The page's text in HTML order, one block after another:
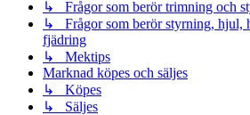
↳ Frågor som berör trimning och
↳ Frågor som berör styrning, hjul,
fjädring
↳ Mektips
Marknad köpes och säljes
↳ Köpes
↳ Säljes